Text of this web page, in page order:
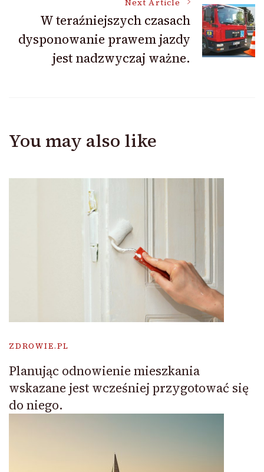
Next Article
W teraźniejszych czasach
dysponowanie prawem jazdy
jest nadzwyczaj ważne.
You may also like
ZDROWIE.PL
Planując odnowienie mieszkania
wskazane jest wcześniej przygotować się
do niego.